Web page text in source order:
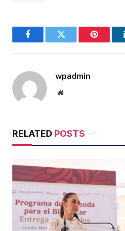
FacebookTwitter Pinterest
wpadmin
Website
RELATED POSTS